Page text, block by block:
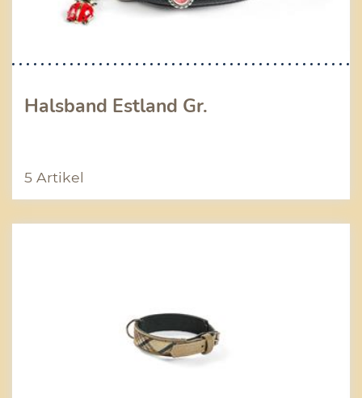
Halsband Estland Gr.
5 Artikel